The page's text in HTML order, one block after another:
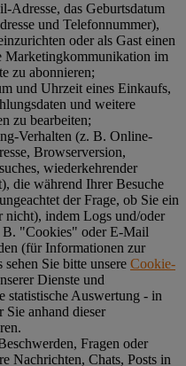
Adresse, das Geburtsdatum
und Telefonnummer),
oder als Gast einen
Marketingkommunikation im
zu abonnieren;
und Uhrzeit eines Einkaufs,
und weitere
zu bearbeiten;
Verhalten (z. B. Online-
Browserversion,
wiederkehrender
die während Ihrer Besuche
der Frage, ob Sie ein
nicht), indem Logs und/oder
"Cookies" oder E-Mail
(für Informationen zur
Sie bitte unsere Cookie-
Dienste und
statistische Auswertung - in
Sie anhand dieser
Fragen oder
Nachrichten, Chats, Posts in